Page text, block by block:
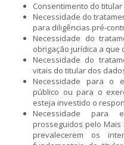
Consentimento do
Necessidade do
para diligências pré-
Necessidade do
obrigação jurídica a que
Necessidade do
vitais do titular dos
Necessidade para o
público ou para o
esteja investido o
Necessidade para
prosseguidos pelo
prevalecerem os